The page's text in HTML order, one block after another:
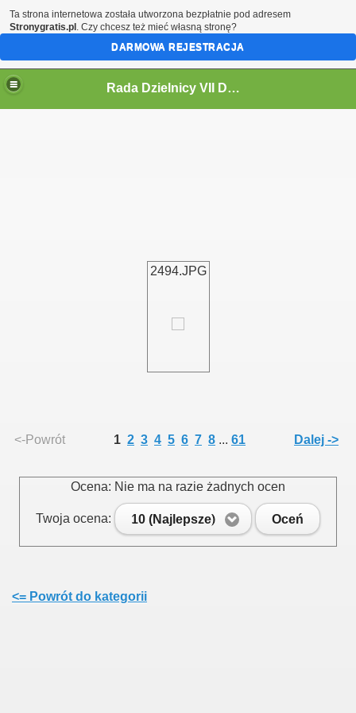
Rada Dzielnicy VII Dwór
2494.JPG
<-Powrót 1 2 3 4 5 6 7 8 ... 61 Dalej ->
Ocena: Nie ma na razie żadnych ocen
Twoja ocena: 10 (Najlepsze) Oceń
<= Powrót do kategorii
Ta strona internetowa została utworzona bezpłatnie pod adresem
Stronygratis.pl . Czy chcesz też mieć własną stronę?
DARMOWA REJESTRACJA